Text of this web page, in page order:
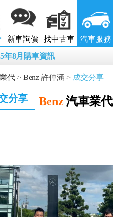
新車詢價 找中古車 汽車服務
年8月購車資訊
代 > Benz 許仲涵 > 成交分享
分享 Benz 汽車業